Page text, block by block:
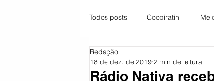
Todos posts Coopiratini
Geral
Rádio Nativa
Redação
18 de dez. de 2019 2 min de leitura